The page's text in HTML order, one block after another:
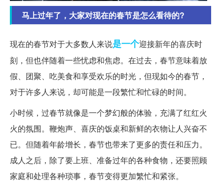
马上过年了，大家对现在的春节是怎么看待的?
现在的春节对于大多数人来说是一个迎接新年的喜庆时
刻，但也伴随着一些忧虑和焦虑。在过去，春节意味着放
假、团聚、吃美食和享受欢乐的时光，但现如今的春节，
对于许多人来说，却可能是一段繁忙和忙碌的时间。
小时候，过春节就像是一个梦幻般的体验，充满了红红火
火的氛围。鞭炮声、喜庆的饭桌和新鲜的衣物让人兴奋不
已。但随着年龄增长，春节也带来了更多的责任和压力。
成人之后，除了要上班、准备过年的各种食物，还要照顾
家庭和处理各种琐事，春节变得更加繁忙和紧张。